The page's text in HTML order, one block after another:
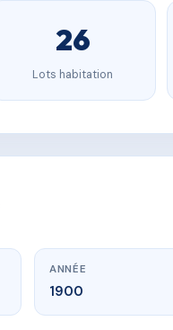
26
Lots habitation
ANNÉE
1900